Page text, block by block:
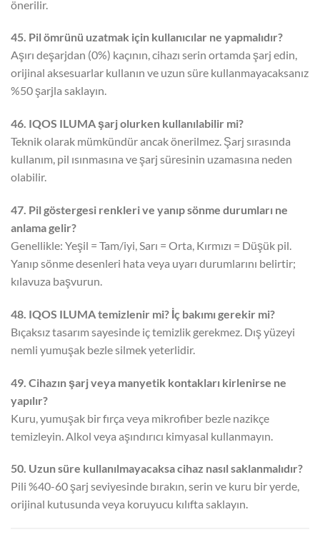
önerilir.
45. Pil ömrünü uzatmak için kullanıcılar ne yapmalıdır?
Aşırı deşarjdan (0%) kaçının, cihazı serin ortamda şarj edin,
orijinal aksesuarlar kullanın ve uzun süre kullanmayacaksanız
%50 şarjla saklayın.
46. IQOS ILUMA şarj olurken kullanılabilir mi?
Teknik olarak mümkündür ancak önerilmez. Şarj sırasında
kullanım, pil ısınmasına ve şarj süresinin uzamasına neden
olabilir.
47. Pil göstergesi renkleri ve yanıp sönme durumları ne
anlama gelir?
Genellikle: Yeşil = Tam/iyi, Sarı = Orta, Kırmızı = Düşük pil.
Yanıp sönme desenleri hata veya uyarı durumlarını belirtir;
kılavuza başvurun.
48. IQOS ILUMA temizlenir mi? İç bakımı gerekir mi?
Bıçaksız tasarım sayesinde iç temizlik gerekmez. Dış yüzeyi
nemli yumuşak bezle silmek yeterlidir.
49. Cihazın şarj veya manyetik kontakları kirlenirse ne
yapılır?
Kuru, yumuşak bir fırça veya mikrofiber bezle nazikçe
temizleyin. Alkol veya aşındırıcı kimyasal kullanmayın.
50. Uzun süre kullanılmayacaksa cihaz nasıl saklanmalıdır?
Pili %40-60 şarj seviyesinde bırakın, serin ve kuru bir yerde,
orijinal kutusunda veya koruyucu kılıfta saklayın.